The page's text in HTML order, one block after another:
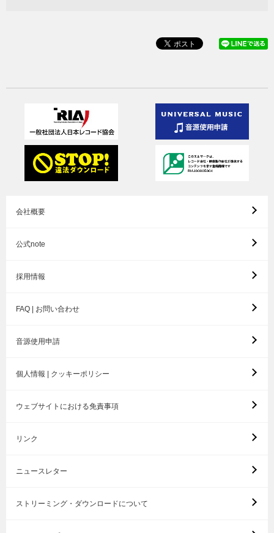
会社概要
公式note
採用情報
FAQ | お問い合わせ
音源使用申請
個人情報 | クッキーポリシー
ウェブサイトにおける免責事項
リンク
ニュースレター
ストリーミング・ダウンロードについて